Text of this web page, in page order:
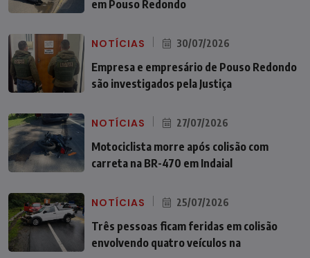
em Pouso Redondo
NOTÍCIAS 30/07/2026
Empresa e empresário de Pouso Redondo
são investigados pela Justiça
NOTÍCIAS 27/07/2026
Motociclista morre após colisão com
carreta na BR-470 em Indaial
NOTÍCIAS 25/07/2026
Três pessoas ficam feridas em colisão
envolvendo quatro veículos na